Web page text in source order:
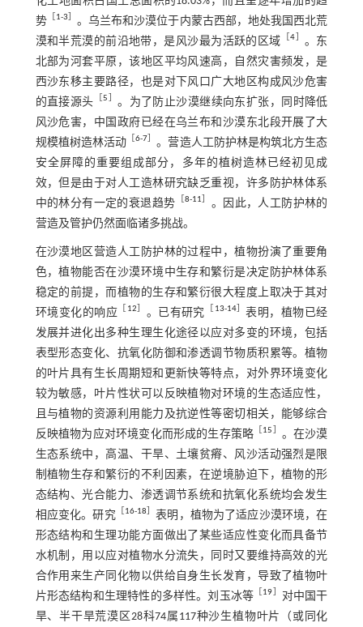
势［1-3］ 。乌兰布和沙漠位于内蒙古西部，地处我国西北荒
漠和半荒漠的前沿地带，是风沙最为活跃的区域 ［4］ 。东
北部为河套平原，该地区平均风速高，自然灾害频发，是
西沙东移主要路径，也是对下风口广大地区构成风沙危害
的直接源头 ［5］ 。为了防止沙漠继续向东扩张，同时降低
风沙危害，中国政府已经在乌兰布和沙漠东北段开展了大
规模植树造林活动 ［6-7］ 。营造人工防护林是构筑北方生态
安全屏障的重要组成部分，多年的植树造林已经初见成
效，但是由于对人工造林研究缺乏重视，许多防护林体系
中的林分有一定的衰退趋势 ［8-11］ 。因此，人工防护林的
营造及管护仍然面临诸多挑战。
在沙漠地区营造人工防护林的过程中，植物扮演了重要角
色，植物能否在沙漠环境中生存和繁衍是决定防护林体系
稳定的前提，而植物的生存和繁衍很大程度上取决于其对
环境变化的响应 ［ 12］ 。已有研究 ［ 13-14］ 表明，植物已经
发展并进化出多种生理生化途径以应对多变的环境，包括
表型形态变化、抗氧化防御和渗透调节物质积累等。植物
的叶片具有生长周期短和更新快等特点，对外界环境变化
较为敏感，叶片性状可以反映植物对环境的生态适应性，
且与植物的资源利用能力及抗逆性等密切相关，能够综合
反映植物为应对环境变化而形成的生存策略 ［15］ 。在沙漠
生态系统中，高温、干旱、土壤贫瘠、风沙活动强烈是限
制植物生存和繁衍的不利因素，在逆境胁迫下，植物的形
态结构、光合能力、渗透调节系统和抗氧化系统均会发生
相应变化。研究 ［16-18］ 表明，植物为了适应沙漠环境，在
形态结构和生理功能方面做出了某些适应性变化而具备节
水机制，用以应对植物水分流失，同时又要维持高效的光
合作用来生产同化物以供给自身生长发育，导致了植物叶
片形态结构和生理特性的多样性。刘玉冰等 ［19］
对中国干
旱、半干旱荒漠区28科74属117种沙生植物叶片（或同化